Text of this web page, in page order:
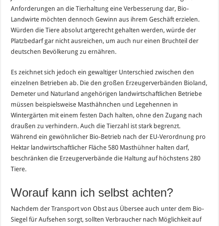
Anforderungen an die Tierhaltung eine Verbesserung dar, Bio-
Landwirte möchten dennoch Gewinn aus ihrem Geschäft erzielen.
Würden die Tiere absolut artgerecht gehalten werden, würde der
Platzbedarf gar nicht ausreichen, um auch nur einen Bruchteil der
deutschen Bevölkerung zu ernähren.
Es zeichnet sich jedoch ein gewaltiger Unterschied zwischen den
einzelnen Betrieben ab. Die den großen Erzeugerverbänden Bioland,
Demeter und Naturland angehörigen landwirtschaftlichen Betriebe
müssen beispielsweise Masthähnchen und Legehennen in
Wintergärten mit einem festen Dach halten, ohne den Zugang nach
draußen zu verhindern. Auch die Tierzahl ist stark begrenzt.
Während ein gewöhnlicher Bio-Betrieb nach der EU-Verordnung pro
Hektar landwirtschaftlicher Fläche 580 Masthühner halten darf,
beschränken die Erzeugerverbände die Haltung auf höchstens 280
Tiere.
Worauf kann ich selbst achten?
Nachdem der Transport von Obst aus Übersee auch unter dem Bio-
Siegel für Aufsehen sorgt, sollten Verbraucher nach Möglichkeit auf